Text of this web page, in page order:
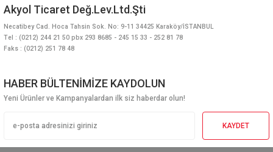
Akyol Ticaret Değ.Lev.Ltd.Şti
Necatibey Cad. Hoca Tahsin Sok. No: 9-11 34425 Karaköy/İSTANBUL
Tel : (0212) 244 21 50 pbx 293 8685 - 245 15 33 - 252 81 78
Faks : (0212) 251 78 48
HABER BÜLTENİMİZE KAYDOLUN
Yeni Ürünler ve Kampanyalardan ilk siz haberdar olun!
KAYDET